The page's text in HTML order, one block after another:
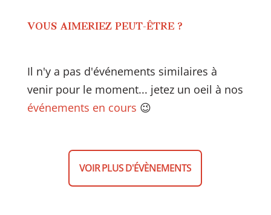
VOUS AIMERIEZ PEUT-ÊTRE ?
Il n'y a pas d'événements similaires à
venir pour le moment... jetez un oeil à nos
événements en cours 😉
VOIR PLUS D'ÉVÈNEMENTS